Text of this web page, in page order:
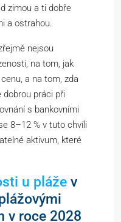
zimou a ti dobře
a ostrahou.
nejsou
na tom, jak
a na tom, zda
dobrou práci při
s bankovními
8–12 % v tuto chvíli
aktivum, které
u pláže v
v roce 2028